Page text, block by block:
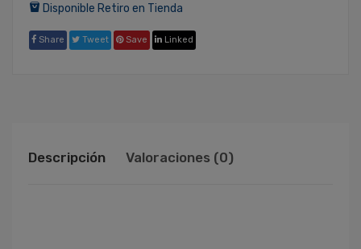
Disponible Retiro en Tienda
Share Tweet Save Linked
Descripción Valoraciones (0)